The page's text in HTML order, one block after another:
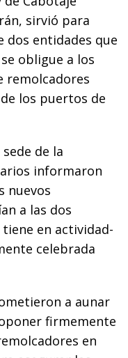
sirvió para
dos entidades que
obligue a los
remolcadores
los puertos de
de la
informaron
nuevos
a las dos
en actividad-
celebrada
a aunar
firmemente
en